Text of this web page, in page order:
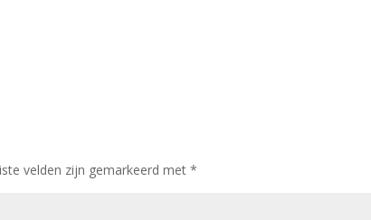
velden zijn gemarkeerd met*